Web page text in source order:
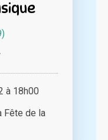
à 18h00
Fête de la